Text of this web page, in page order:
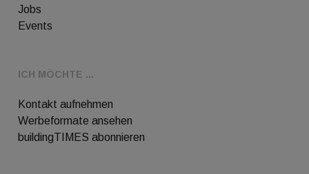
Jobs
Events
ICH MÖCHTE ...
Kontakt aufnehmen
Werbeformate ansehen
buildingTIMES abonnieren